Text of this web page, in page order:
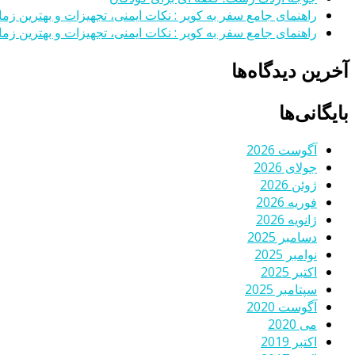
راهنمای جامع سفر به کویر : نکات ایمنی، تجهیزات و بهترین
راهنمای جامع سفر به کویر : نکات ایمنی، تجهیزات و بهترین
آخرین دیدگاه‌ها
بایگانی‌ها
آگوست 2026
جولای 2026
ژوئن 2026
فوریه 2026
ژانویه 2026
دسامبر 2025
نوامبر 2025
اکتبر 2025
سپتامبر 2025
آگوست 2020
می 2020
اکتبر 2019